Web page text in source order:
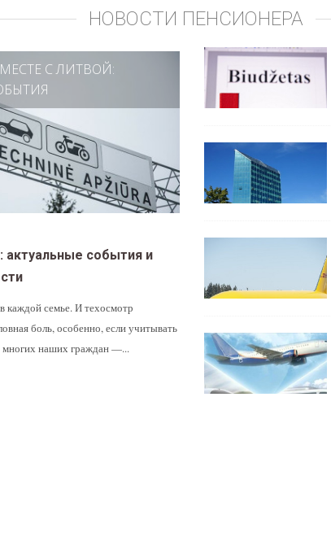
НОВОСТИ ПЕНСИОНЕРА
С ЛИТВОЙ:
актуальные события и
каждой семье. И техосмотр
боль, особенно, если учитывать
наших граждан —...